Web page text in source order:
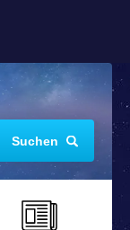
Suchen